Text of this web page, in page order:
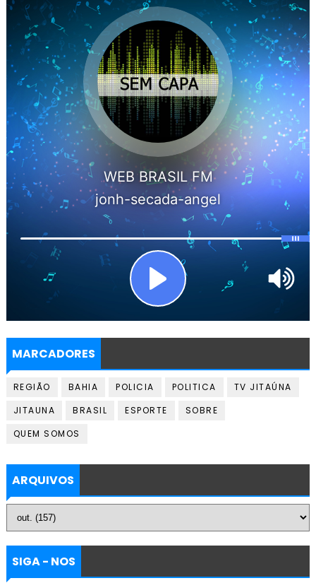
MARCADORES
REGIÃO BAHIA POLICIA POLITICA
TV JITAÚNA
JITAUNA
BRASIL ESPORTE
SOBRE
QUEM SOMOS
ARQUIVOS
SIGA - NOS